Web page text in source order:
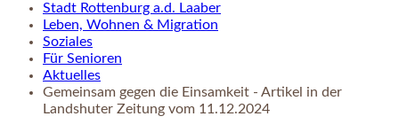
Stadt Rottenburg a.d. Laaber
Leben, Wohnen & Migration
Soziales
Für Senioren
Aktuelles
Gemeinsam gegen die Einsamkeit - Artikel in der
Landshuter Zeitung vom 11.12.2024